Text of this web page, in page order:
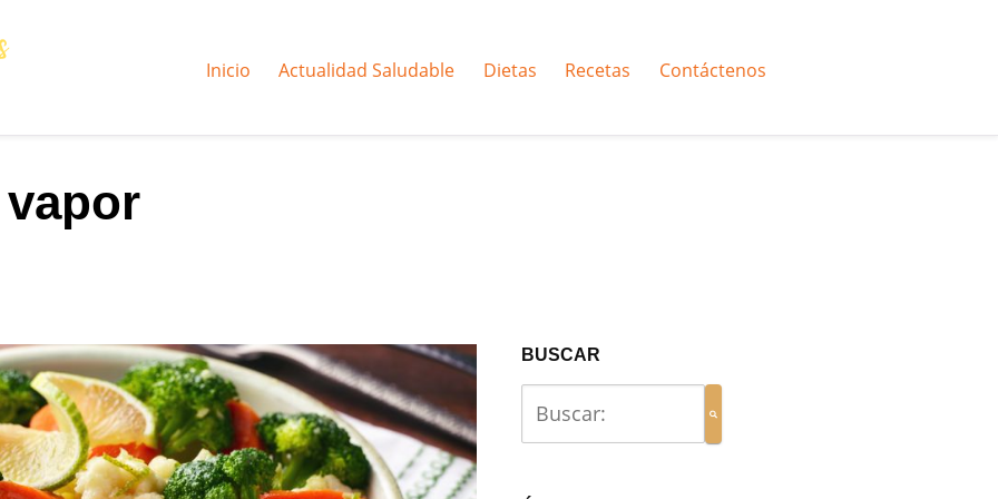
Inicio Actualidad Saludable Dietas Recetas Contáctenos
BUSCAR